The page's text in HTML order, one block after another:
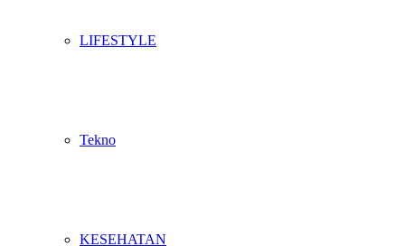
LIFESTYLE
Tekno
KESEHATAN